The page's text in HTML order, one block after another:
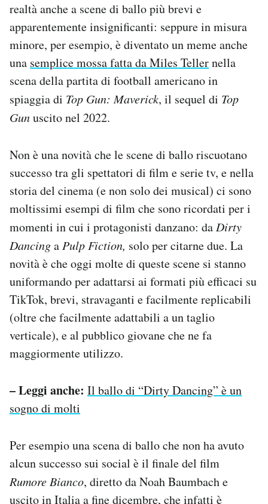
realtà anche a scene di ballo più brevi e
apparentemente insignificanti: seppure in misura
minore, per esempio, è diventato un meme anche
una semplice mossa fatta da Miles Tellernella
scena della partita di football americano in
spiaggia di Top Gun: Maverick, il sequel di Top
Gunuscito nel 2022.
Non è una novità che le scene di ballo riscuotano
successo tra gli spettatori di film e serie tv, e nella
storia del cinema (e non solo dei musical) ci sono
moltissimi esempi di film che sono ricordati per i
momenti in cui i protagonisti danzano: daDirty
DancingaPulp Fiction, solo per citarne due. La
novità è che oggi molte di queste scene si stanno
uniformando per adattarsi ai formati più efficaci su
TikTok, brevi, stravaganti e facilmente replicabili
(oltre che facilmente adattabili a un taglio
verticale), e al pubblico giovane che ne fa
maggiormente utilizzo.
– Leggi anche: Il ballo di “Dirty Dancing” è un
sogno di molti
Per esempio una scena di ballo che non ha avuto
alcun successo sui social è il finale del film
Rumore Bianco, diretto da Noah Baumbach e
uscito in Italia a fine dicembre, che infatti è